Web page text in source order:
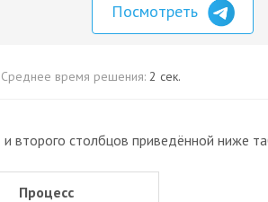
Посмотреть
Среднее время решения: 2 сек.
второго столбцов приведённой ниже
Процесс